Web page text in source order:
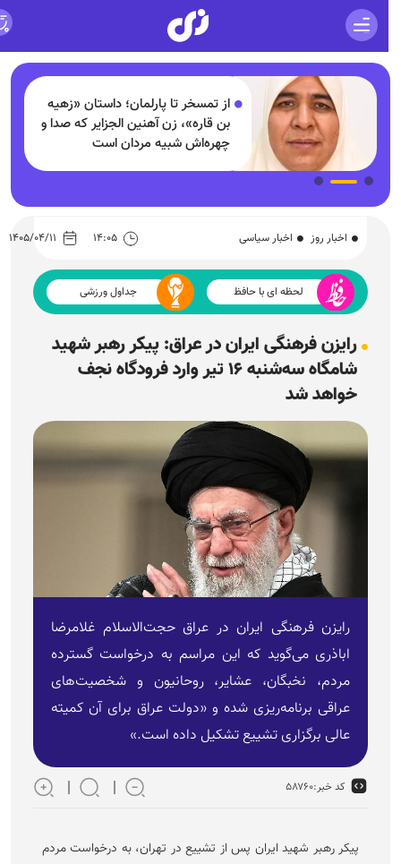
از تمسخر تا پارلمان؛ داستان «زهیه
بن قاره»، زن آهنین الجزایر که صدا و
چهره‌اش شبیه مردان است
اخبار روز اخبار سیاسی ۱۴:۰۵ ۱۴۰۵/۰۴/۱۱
لحظه ای با حافظ جداول ورزشی
رایزن فرهنگی ایران در عراق: پیکر رهبر شهید
شامگاه سه‌شنبه ۱۶ تیر وارد فرودگاه نجف
خواهد شد
رایزن فرهنگی ایران در عراق حجت‌الاسلام غلامرضا
اباذری می‌گوید که این مراسم به درخواست گسترده
مردم، نخبگان، عشایر، روحانیون و شخصیت‌های
عراقی برنامه‌ریزی شده و «دولت عراق برای آن کمیته
عالی برگزاری تشییع تشکیل داده است.»
کد خبر:۵۸۷۶۰
پیکر رهبر شهید ایران پس از تشییع در تهران، به درخواست مردم